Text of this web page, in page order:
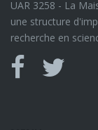
UAR 3258 - La
une structure
recherche en